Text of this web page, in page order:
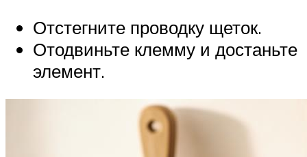
Отстегните проводку щеток.
Отодвиньте клемму и достаньте
элемент.